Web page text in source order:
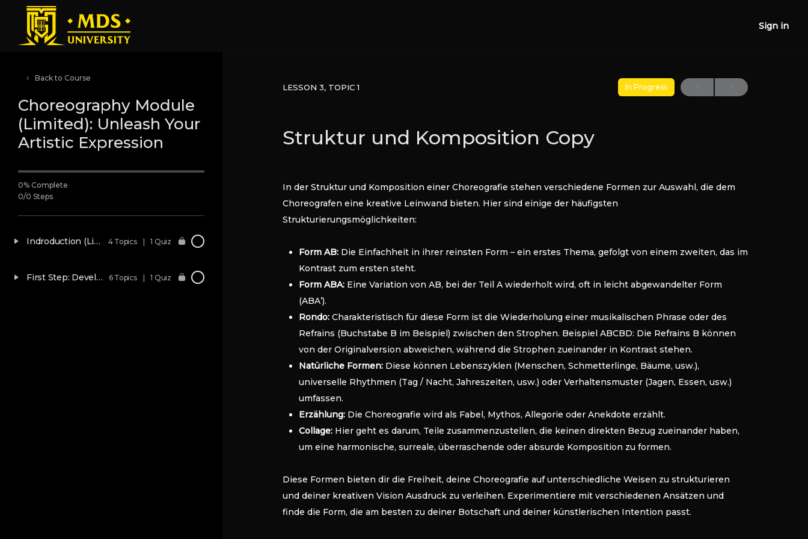
Sign in
Back to Course
Choreography Module
(Limited): Unleash Your
Artistic Expression
0% Complete
0/0 Steps
Indroduction (Limited) 4 Topics | 1 Quiz
First Step: Developing Movements (Limited) 6 Topics | 1 Quiz
LESSON 3, TOPIC 1 In Progress
Struktur und Komposition Copy
In der Struktur und Komposition einer Choreografie stehen verschiedene Formen zur Auswahl, die dem
Choreografen eine kreative Leinwand bieten. Hier sind einige der häufigsten
Strukturierungsmöglichkeiten:
Form AB: Die Einfachheit in ihrer reinsten Form – ein erstes Thema, gefolgt von einem zweiten, das im
Kontrast zum ersten steht.
Form ABA: Eine Variation von AB, bei der Teil A wiederholt wird, oft in leicht abgewandelter Form
(ABA’).
Rondo: Charakteristisch für diese Form ist die Wiederholung einer musikalischen Phrase oder des
Refrains (Buchstabe B im Beispiel) zwischen den Strophen. Beispiel ABCBD: Die Refrains B können
von der Originalversion abweichen, während die Strophen zueinander in Kontrast stehen.
Natürliche Formen: Diese können Lebenszyklen (Menschen, Schmetterlinge, Bäume, usw.),
universelle Rhythmen (Tag / Nacht, Jahreszeiten, usw.) oder Verhaltensmuster (Jagen, Essen, usw.)
umfassen.
Erzählung: Die Choreografie wird als Fabel, Mythos, Allegorie oder Anekdote erzählt.
Collage: Hier geht es darum, Teile zusammenzustellen, die keinen direkten Bezug zueinander haben,
um eine harmonische, surreale, überraschende oder absurde Komposition zu formen.
Diese Formen bieten dir die Freiheit, deine Choreografie auf unterschiedliche Weisen zu strukturieren
und deiner kreativen Vision Ausdruck zu verleihen. Experimentiere mit verschiedenen Ansätzen und
finde die Form, die am besten zu deiner Botschaft und deiner künstlerischen Intention passt.